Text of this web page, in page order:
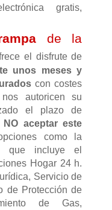
gratis,
de la
el disfrute de
unos meses y
con costes
autoricen su
el plazo de
NO aceptar este
como la
que incluye el
Hogar 24 h.
Servicio de
de Protección de
de Gas,